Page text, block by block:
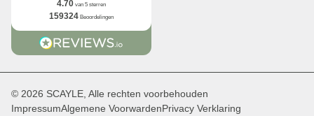
4.70 van 5 sterren
159324 Beoordelingen
© 2026 SCAYLE, Alle rechten voorbehouden
ImpressumAlgemene VoorwardenPrivacy Verklaring